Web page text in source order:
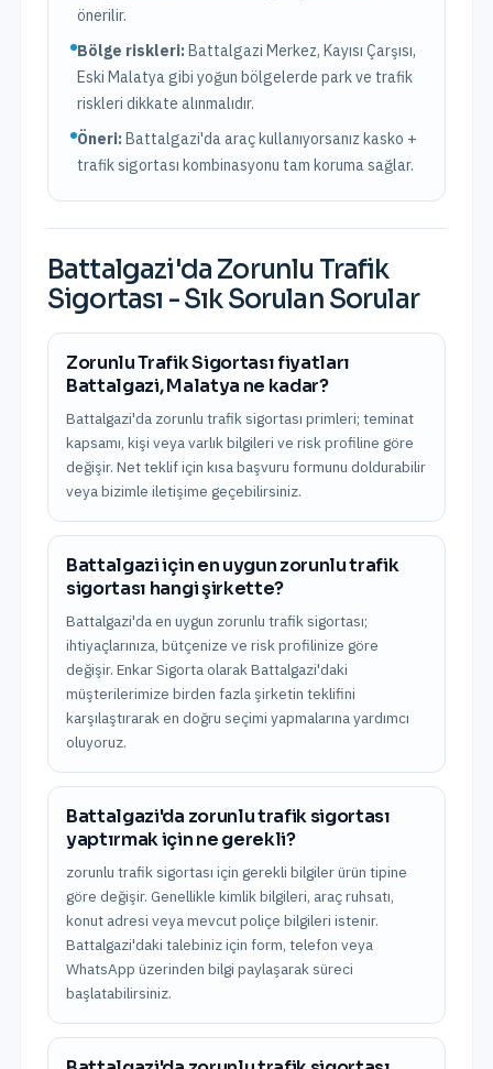
önerilir.
Bölge riskleri:Battalgazi Merkez, Kayısı Çarşısı,
Eski Malatyagibi yoğun bölgelerde park ve trafik
riskleri dikkate alınmalıdır.
Öneri:Battalgazi'da araç kullanıyorsanız kasko +
trafik sigortası kombinasyonu tam koruma sağlar.
Battalgazi'da Zorunlu Trafik
Sigortası - Sık Sorulan Sorular
Zorunlu Trafik Sigortası fiyatları
Battalgazi, Malatya ne kadar?
Battalgazi'da zorunlu trafik sigortası primleri; teminat
kapsamı, kişi veya varlık bilgileri ve risk profiline göre
değişir. Net teklif için kısa başvuru formunu doldurabilir
veya bizimle iletişime geçebilirsiniz.
Battalgazi için en uygun zorunlu trafik
sigortası hangi şirkette?
Battalgazi'da en uygun zorunlu trafik sigortası;
ihtiyaçlarınıza, bütçenize ve risk profilinize göre
değişir. Enkar Sigorta olarak Battalgazi'daki
müşterilerimize birden fazla şirketin teklifini
karşılaştırarak en doğru seçimi yapmalarına yardımcı
oluyoruz.
Battalgazi'da zorunlu trafik sigortası
yaptırmak için ne gerekli?
zorunlu trafik sigortası için gerekli bilgiler ürün tipine
göre değişir. Genellikle kimlik bilgileri, araç ruhsatı,
konut adresi veya mevcut poliçe bilgileri istenir.
Battalgazi'daki talebiniz için form, telefon veya
WhatsApp üzerinden bilgi paylaşarak süreci
başlatabilirsiniz.